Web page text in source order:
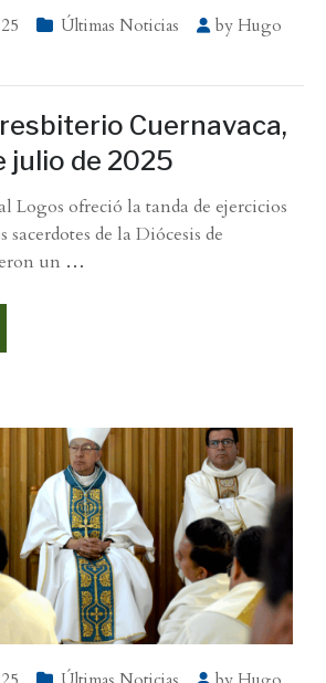
Últimas Noticias by Hugo
Cuernavaca,
julio de 2025
Logos ofreció la tanda de ejercicios
de la Diócesis de
un …